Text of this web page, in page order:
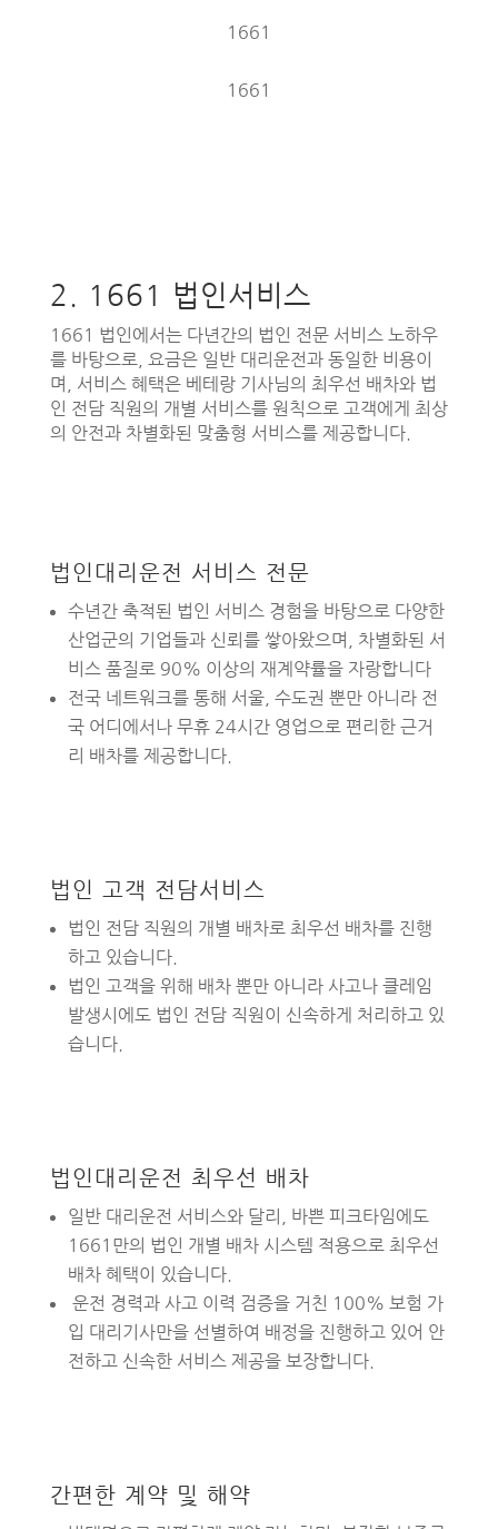
1661
1661
2. 1661 법인서비스
1661 법인에서는 다년간의 법인 전문 서비스 노하우
를 바탕으로, 요금은 일반 대리운전과 동일한 비용이
며, 서비스 혜택은 베테랑 기사님의 최우선 배차와 법
인 전담 직원의 개별 서비스를 원칙으로 고객에게 최상
의 안전과 차별화된 맞춤형 서비스를 제공합니다.
법인대리운전 서비스 전문
수년간 축적된 법인 서비스 경험을 바탕으로 다양한
산업군의 기업들과 신뢰를 쌓아왔으며, 차별화된 서
비스 품질로 90% 이상의 재계약률을 자랑합니다
전국 네트워크를 통해 서울, 수도권 뿐만 아니라 전
국 어디에서나 무휴 24시간 영업으로 편리한 근거
리 배차를 제공합니다.
법인 고객 전담서비스
법인 전담 직원의 개별 배차로 최우선 배차를 진행
하고 있습니다.
법인 고객을 위해 배차 뿐만 아니라 사고나 클레임
발생시에도 법인 전담 직원이 신속하게 처리하고 있
습니다.
법인대리운전 최우선 배차
일반 대리운전 서비스와 달리, 바쁜 피크타임에도
1661만의 법인 개별 배차 시스템 적용으로 최우선
배차 혜택이 있습니다.
운전 경력과 사고 이력 검증을 거친 100% 보험 가
입 대리기사만을 선별하여 배정을 진행하고 있어 안
전하고 신속한 서비스 제공을 보장합니다.
간편한 계약 및 해약